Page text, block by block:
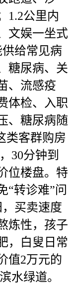
1.2公里内
文娱一坐式
给常见病
糖尿病、关
、流感疫
体检、入职
、糖尿病随
类客群购房
30分钟到
位楼盘。特
“转诊难”问
买卖速度
炼性，孩子
，白叟日常
值2万元的
水绿道。